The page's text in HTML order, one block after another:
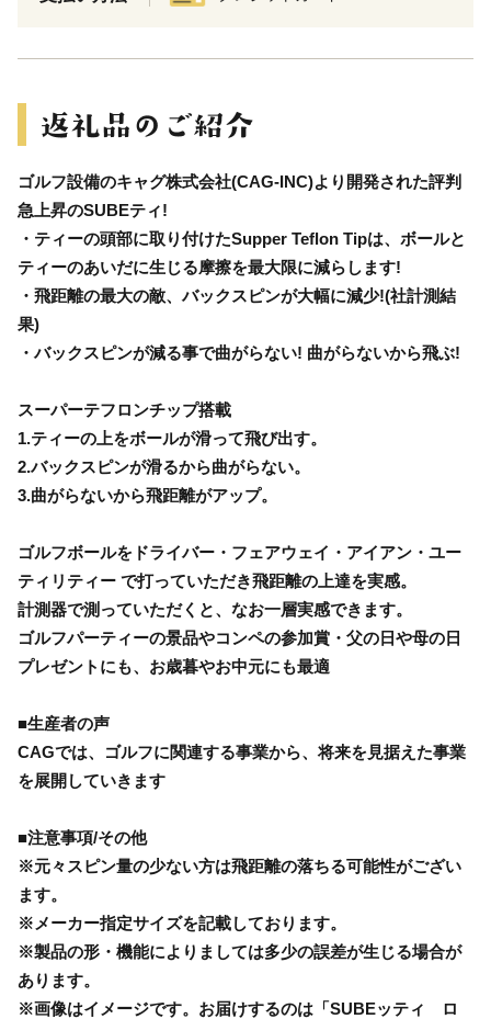
ゴルフ設備のキャグ株式会社(CAG-INC)より開発された評判
急上昇のSUBEティ!
・ティーの頭部に取り付けたSupper Teflon Tipは、ボールと
ティーのあいだに生じる摩擦を最大限に減らします!
・飛距離の最大の敵、バックスピンが大幅に減少!(社計測結
果)
・バックスピンが減る事で曲がらない! 曲がらないから飛ぶ!
スーパーテフロンチップ搭載
1.ティーの上をボールが滑って飛び出す。
2.バックスピンが滑るから曲がらない。
3.曲がらないから飛距離がアップ。
ゴルフボールをドライバー・フェアウェイ・アイアン・ユー
ティリティー で打っていただき飛距離の上達を実感。
計測器で測っていただくと、なお一層実感できます。
ゴルフパーティーの景品やコンペの参加賞・父の日や母の日
プレゼントにも、お歳暮やお中元にも最適
■生産者の声
CAGでは、ゴルフに関連する事業から、将来を見据えた事業
を展開していきます
■注意事項/その他
※元々スピン量の少ない方は飛距離の落ちる可能性がござい
ます。
※メーカー指定サイズを記載しております。
※製品の形・機能によりましては多少の誤差が生じる場合が
あります。
※画像はイメージです。お届けするのは「SUBEッティ ロ